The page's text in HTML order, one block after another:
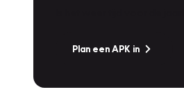
Plan een APK in